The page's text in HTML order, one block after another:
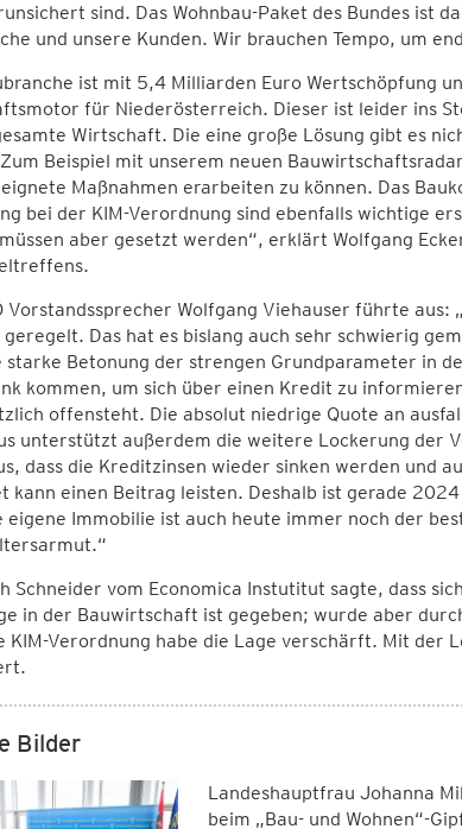
sind. Das Wohnbau-Paket des Bundes ist
und unsere Kunden. Wir brauchen Tempo, um
ist mit 5,4 Milliarden Euro Wertschöpfung
für Niederösterreich. Dieser ist leider ins
Wirtschaft. Die eine große Lösung gibt es
Beispiel mit unserem neuen
Maßnahmen erarbeiten zu können. Das
bei der KIM-Verordnung sind ebenfalls wichtige
aber gesetzt werden“, erklärt Wolfgang
Vorstandssprecher Wolfgang Viehauser führte
geregelt. Das hat es bislang auch sehr schwierig
Betonung der strengen Grundparameter in
kommen, um sich über einen Kredit zu
offensteht. Die absolut niedrige Quote an
unterstützt außerdem die weitere Lockerung der
dass die Kreditzinsen wieder sinken werden und
kann einen Beitrag leisten. Deshalb ist gerade
eigene Immobilie ist auch heute immer noch der
Schneider vom Economica Instutitut sagte, dass
in der Bauwirtschaft ist gegeben; wurde aber
KIM-Verordnung habe die Lage verschärft. Mit der
Bilder
Landeshauptfrau Johanna
beim „Bau- und Wohnen“-